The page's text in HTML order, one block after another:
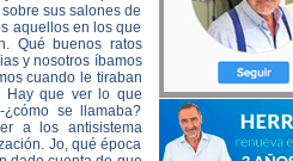
sus salones de
aquellos en los que
Qué buenos ratos
y nosotros íbamos
cuando le tiraban
Hay que ver lo que
se llamaba?
a los antisistema
Jo, qué época